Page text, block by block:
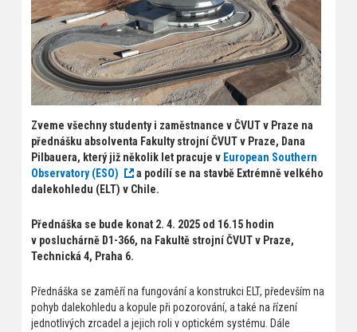
Zveme všechny studenty i zaměstnance v ČVUT v Praze na
přednášku absolventa Fakulty strojní ČVUT v Praze, Dana
Pilbauera, který již několik let pracuje v European Southern
Observatory (ESO)
a podílí se na stavbě Extrémně velkého
dalekohledu (ELT) v Chile.
Přednáška se bude konat 2. 4. 2025 od 16.15 hodin
v posluchárně D1-366, na Fakultě strojní ČVUT v Praze,
Technická 4, Praha 6.
Přednáška se zaměří na fungování a konstrukci ELT, především na
pohyb dalekohledu a kopule při pozorování, a také na řízení
jednotlivých zrcadel a jejich roli v optickém systému. Dále